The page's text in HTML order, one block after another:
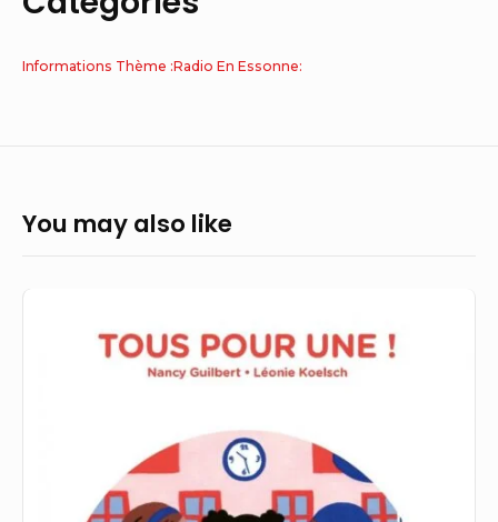
Informations Thème :Radio En Essonne:
You may also like